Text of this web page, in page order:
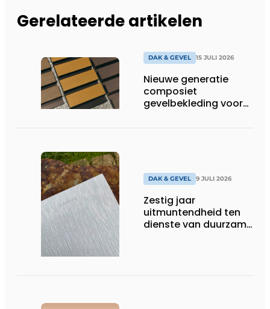
Gerelateerde artikelen
DAK & GEVEL 15 JULI 2026
Nieuwe generatie
composiet
gevelbekleding voor
DAK & GEVEL 9 JULI 2026
Zestig jaar
uitmuntendheid ten
dienste van duurzame